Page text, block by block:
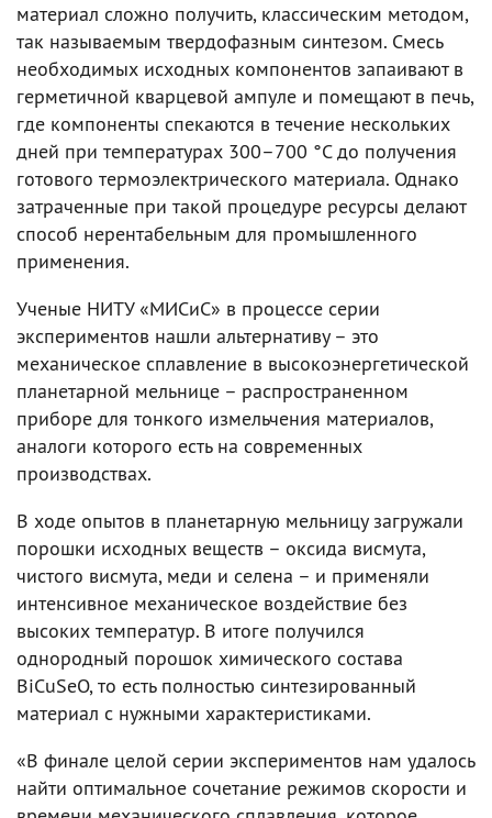
материал сложно получить, классическим методом,
так называемым твердофазным синтезом. Смесь
необходимых исходных компонентов запаивают в
герметичной кварцевой ампуле и помещают в печь,
где компоненты спекаются в течение нескольких
дней при температурах 300–700 °С до получения
готового термоэлектрического материала. Однако
затраченные при такой процедуре ресурсы делают
способ нерентабельным для промышленного
применения.
Ученые НИТУ «МИСиС» в процессе серии
экспериментов нашли альтернативу – это
механическое сплавление в высокоэнергетической
планетарной мельнице – распространенном
приборе для тонкого измельчения материалов,
аналоги которого есть на современных
производствах.
В ходе опытов в планетарную мельницу загружали
порошки исходных веществ – оксида висмута,
чистого висмута, меди и селена – и применяли
интенсивное механическое воздействие без
высоких температур. В итоге получился
однородный порошок химического состава
BiCuSeO, то есть полностью синтезированный
материал с нужными характеристиками.
«В финале целой серии экспериментов нам удалось
найти оптимальное сочетание режимов скорости и